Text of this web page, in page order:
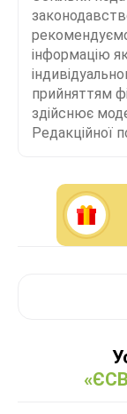
інформацію
прийняттям
здійснює
Редакційної